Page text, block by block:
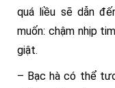
quá liều sẽ dẫn
muốn: chậm nhịp
giật.
– Bạc hà có thể